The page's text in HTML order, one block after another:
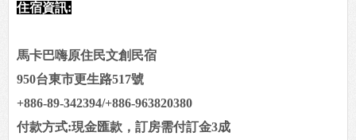
住宿資訊:
馬卡巴嗨原住民文創民宿
950台東市更生路517號
+886-89-342394/+886-963820380
付款方式:現金匯款，訂房需付訂金3成